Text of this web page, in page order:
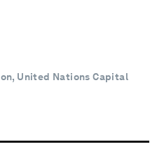
United Nations Capital